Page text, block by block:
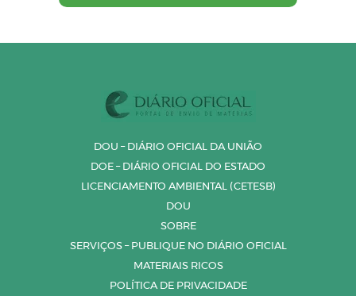
DOU – DIÁRIO OFICIAL DA UNIÃO
DOE – DIÁRIO OFICIAL DO ESTADO
LICENCIAMENTO AMBIENTAL (CETESB)
DOU
SOBRE
SERVIÇOS – PUBLIQUE NO DIÁRIO OFICIAL
MATERIAIS RICOS
POLÍTICA DE PRIVACIDADE